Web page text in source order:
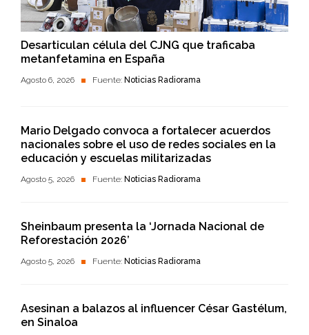
Desarticulan célula del CJNG que traficaba
metanfetamina en España
Agosto 6, 2026 Fuente: Noticias Radiorama
Mario Delgado convoca a fortalecer acuerdos
nacionales sobre el uso de redes sociales en la
educación y escuelas militarizadas
Agosto 5, 2026 Fuente: Noticias Radiorama
Sheinbaum presenta la ‘Jornada Nacional de
Reforestación 2026’
Agosto 5, 2026 Fuente: Noticias Radiorama
Asesinan a balazos al influencer César Gastélum,
en Sinaloa